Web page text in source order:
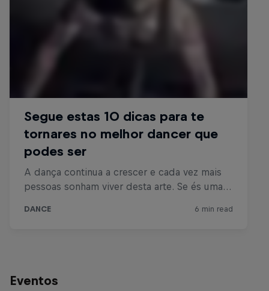
Eventos